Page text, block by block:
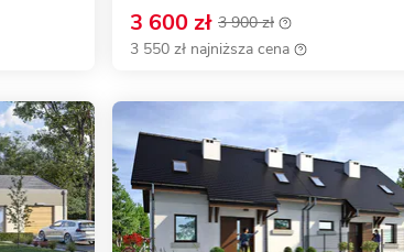
3 600 zł 3 900 zł
3 550 zł najniższa cena